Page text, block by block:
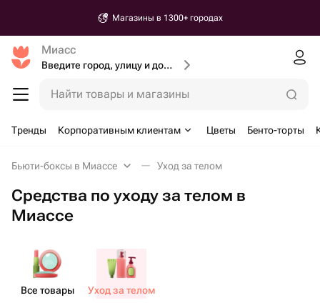
Магазины в 1300+ городах
Миасс
Введите город, улицу и дом доставки
Найти товары и магазины
Тренды Корпоративным клиентам Цветы Бенто-торты
Бьюти-боксы в Миассе Уход за телом
Средства по уходу за телом в
Миассе
Все товары Уход за телом